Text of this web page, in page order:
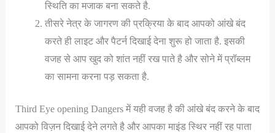
स्थिति का मजाक बना सकते है.
तीसरे नेत्र के जागरण की प्रक्रिया के बाद आपको आंखे बंद
करते ही लाइट और पैटर्न दिखाई देना शुरू हो जाता है. इसकी
वजह से आप खुद को शांत नहीं रख पाते है और सोने में प्रॉब्लम
का सामना करना पड़ सकता है.
Third Eye opening Dangers में यही वजह है की आंखे बंद करने के बाद
आपको विज़न दिखाई देने लगते है और आपका माइंड स्थिर नहीं रह पाता